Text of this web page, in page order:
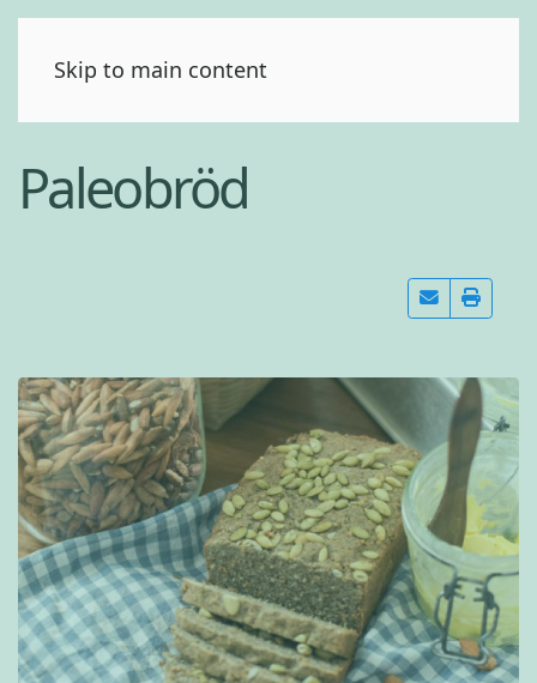
Skip to main content
Paleobröd